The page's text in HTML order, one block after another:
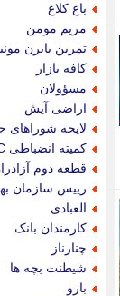
باغ کلاغ
مریم مومن
تمرین بایرن
کافه بازار
مسؤولان
اراضی آیش
لایحه شوراهای
کمیته انضباطی AFC
قطعه دوم
رییس سازمان
العبادی
کارمندان بانک
چنارناز
شیطنت بچه ها
بارو